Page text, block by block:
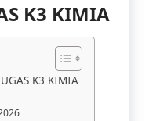
K3 KIMIA
K3 KIMIA